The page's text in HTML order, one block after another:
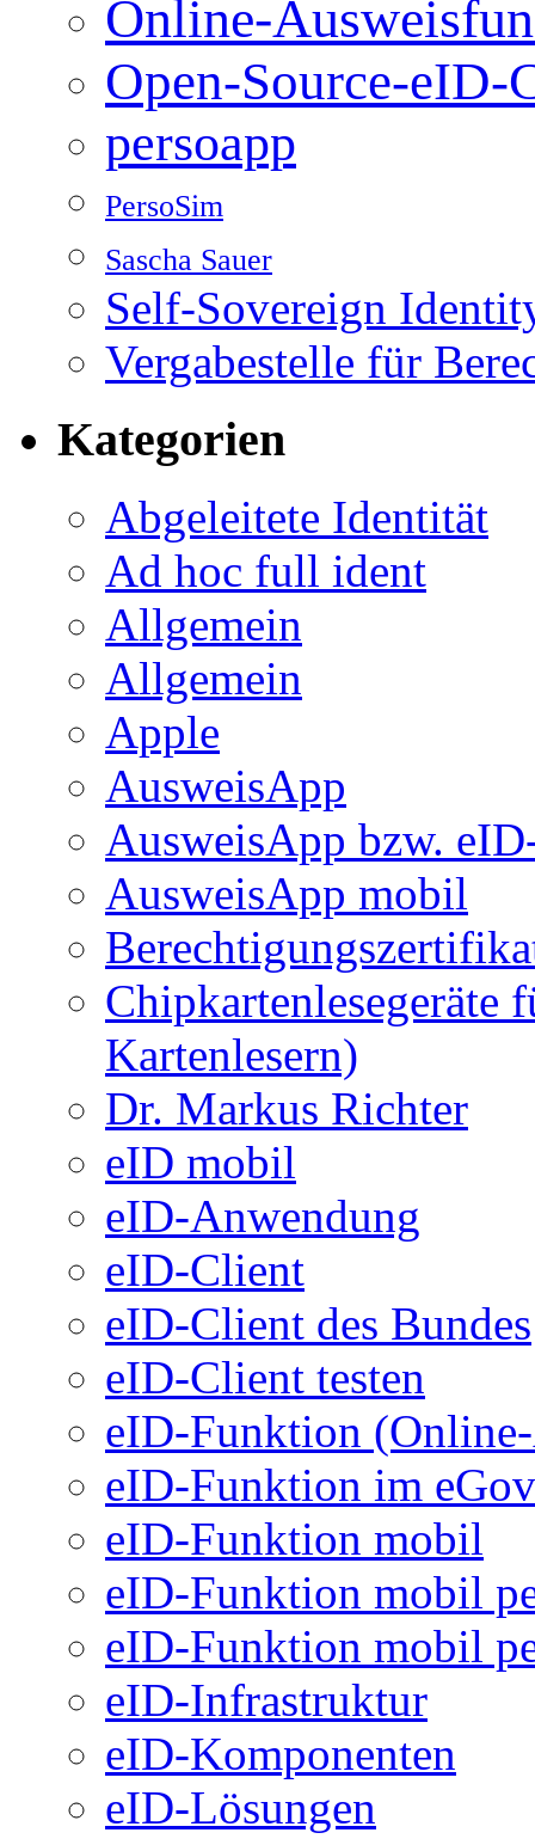
Online-
Open-Source-eID-
persoapp
PersoSim
Sascha Sauer
Self-Sovereign
Vergabestelle für
Kategorien
Abgeleitete Identität
Ad hoc full ident
Allgemein
Allgemein
Apple
AusweisApp
AusweisApp bzw.
AusweisApp mobil
Chipkartenlesegeräte
Kartenlesern)
Dr. Markus Richter
eID mobil
eID-Anwendung
eID-Client
eID-Client des Bundes
eID-Client testen
eID-Funktion
eID-Funktion im
eID-Funktion mobil
eID-Funktion mobil
eID-Funktion mobil
eID-Infrastruktur
eID-Komponenten
eID-Lösungen